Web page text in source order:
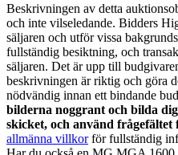
Beskrivningen av detta
och inte vilseledande. Bidders
säljaren och utför vissa
fullständig besiktning, och
säljaren. Det är upp till
beskrivningen är riktig och göra
nödvändig innan ett bindande
bilderna noggrant och bilda
skicket, och använd
allmänna villkorför fullständig